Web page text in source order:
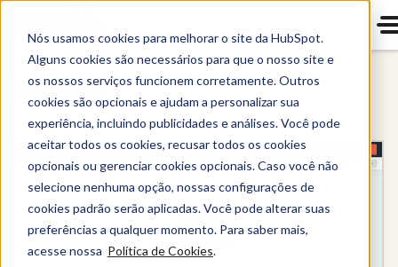
Nós usamos cookies para melhorar o site da HubSpot.
Alguns cookies são necessários para que o nosso site e
os nossos serviços funcionem corretamente. Outros
cookies são opcionais e ajudam a personalizar sua
experiência, incluindo publicidades e análises. Você pode
aceitar todos os cookies, recusar todos os cookies
opcionais ou gerenciar cookies opcionais. Caso você não
selecione nenhuma opção, nossas configurações de
cookies padrão serão aplicadas. Você pode alterar suas
preferências a qualquer momento. Para saber mais,
acesse nossa Política de Cookies.
Marketing Hub